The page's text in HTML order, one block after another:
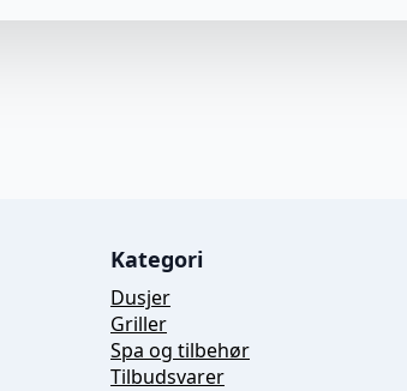
Kategori
Dusjer
Griller
Spa og tilbehør
Tilbudsvarer